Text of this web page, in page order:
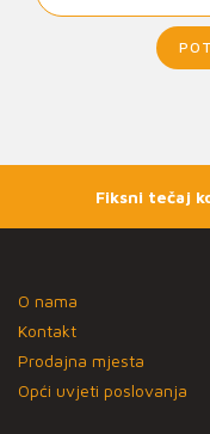
Fiksni tečaj
O nama
Kontakt
Prodajna mjesta
Opći uvjeti poslovanja